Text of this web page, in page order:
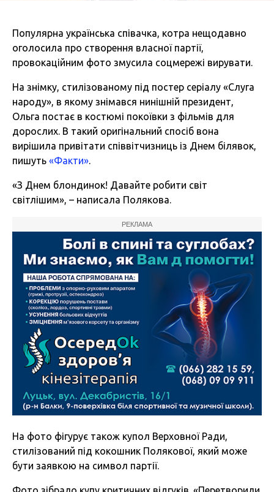
Популярна українська співачка, котра нещодавно
оголосила про створення власної партії,
провокаційним фото змусила соцмережі вирувати.
На знімку, стилізованому під постер серіалу «Слуга
народу», в якому знімався нинішній президент,
Ольга постає в костюмі покоївки з фільмів для
дорослих. В такий оригінальний спосіб вона
вирішила привітати співвітчизниць із Днем білявок,
пишуть «Факти».
«З Днем блондинок! Давайте робити світ
світлішим», – написала Полякова.
РЕКЛАМА
На фото фігурує також купол Верховної Ради,
стилізований під кокошник Полякової, який може
бути заявкою на символ партії.